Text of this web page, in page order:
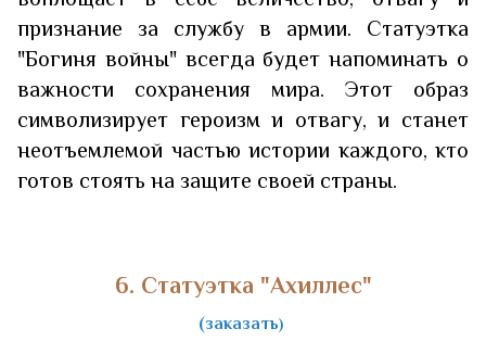
признание за службу в армии. Статуэтка
"Богиня войны" всегда будет напоминать о
важности сохранения мира. Этот образ
символизирует героизм и отвагу, и станет
неотъемлемой частью истории каждого, кто
готов стоять на защите своей страны.
6. Статуэтка "Ахиллес"
(заказать)